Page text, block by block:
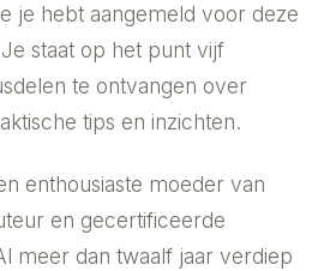
je hebt aangemeld voor deze
staat op het punt vijf
te ontvangen over
tips en inzichten.
enthousiaste moeder van
en gecertificeerde
meer dan twaalf jaar verdiep